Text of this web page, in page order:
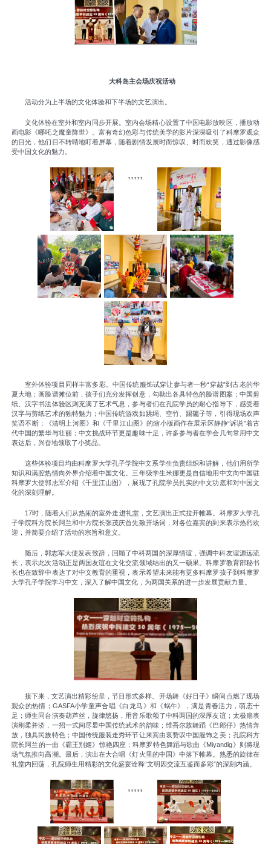
大科岛主会场庆祝活动
活动分为上半场的文化体验和下半场的文艺演出。
文化体验在室外和室内同步开展。室内会场精心设置了中国电影放映区，播放动
画电影《哪吒之魔童降世》。富有奇幻色彩与传统美学的影片深深吸引了科摩罗观众
的目光，他们目不转睛地盯着屏幕，随着剧情发展时而惊叹、时而欢笑，通过影像感
受中国文化的魅力。
,,,,,
室外体验项目同样丰富多彩。中国传统服饰试穿让参与者一秒“穿越”到古老的华
夏大地；画脸谱摊位前，孩子们充分发挥创意，勾勒出各具特色的脸谱图案；中国剪
纸、汉字书法体验区则充满了艺术气息，参与者们在孔院学员的耐心指导下，感受着
汉字与剪纸艺术的独特魅力；中国传统游戏如跳绳、空竹、踢毽子等，引得现场欢声
笑语不断；《清明上河图》和《千里江山图》的缩小版画作在展示区静静“诉说”着古
代中国的繁华与壮丽；中文挑战环节更是趣味十足，许多参与者在学会几句常用中文
表达后，兴奋地领取了小奖品。
这些体验项目均由科摩罗大学孔子学院中文系学生负责组织和讲解，他们用所学
知识和满腔热情向外界介绍着中国文化。三年级学生米娜更是自信地用中文向中国驻
科摩罗大使郭志军介绍《千里江山图》，展现了孔院学员扎实的中文功底和对中国文
化的深刻理解。
17时，随着人们从热闹的室外走进礼堂，文艺演出正式拉开帷幕。科摩罗大学孔
子学院科方院长阿兰和中方院长张茂庆首先致开场词，对各位嘉宾的到来表示热烈欢
迎，并简要介绍了活动的宗旨和意义。
随后，郭志军大使发表致辞，回顾了中科两国的深厚情谊，强调中科友谊源远流
长，表示此次活动正是两国友谊在文化交流领域结出的又一硕果。科摩罗教育部秘书
长也在致辞中表达了对中文教育的重视，表示希望未来能有更多科摩罗孩子到科摩罗
大学孔子学院学习中文，深入了解中国文化，为两国关系的进一步发展贡献力量。
接下来，文艺演出精彩纷呈，节目形式多样。开场舞《好日子》瞬间点燃了现场
观众的热情；GASFA小学童声合唱《白龙马》和《蜗牛》，满是青春活力，萌态十
足；师生同台演奏葫芦丝，旋律悠扬，用音乐歌颂了中科两国的深厚友谊；太极扇表
演刚柔并济，一招一式间尽显中国传统武术的韵味；维吾尔族舞蹈《巴郎仔》热情奔
放，独具民族特色；中国传统服装走秀环节让来宾由衷赞叹中国服饰之美；孔院科方
院长阿兰的一曲《霸王别姬》惊艳四座；科摩罗特色舞蹈与歌曲《Miyandig》则将现
场气氛推向高潮。最后，演出在大合唱《灯火里的中国》中落下帷幕。熟悉的旋律在
礼堂内回荡，孔院师生用精彩的文化盛宴诠释“文明因交流互鉴而多彩”的深刻内涵。
,,,,,